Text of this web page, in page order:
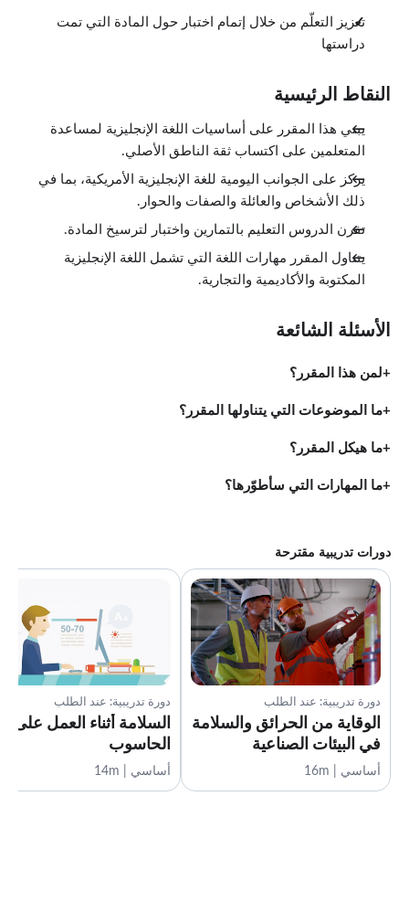
تعزيز التعلّم من خلال إتمام اختبار حول المادة التي تمت
دراستها
النقاط الرئيسية
يبني هذا المقرر على أساسيات اللغة الإنجليزية لمساعدة
المتعلمين على اكتساب ثقة الناطق الأصلي.
يركز على الجوانب اليومية للغة الإنجليزية الأمريكية، بما في
ذلك الأشخاص والعائلة والصفات والحوار.
تقرن الدروس التعليم بالتمارين واختبار لترسيخ المادة.
يتناول المقرر مهارات اللغة التي تشمل اللغة الإنجليزية
المكتوبة والأكاديمية والتجارية.
الأسئلة الشائعة
لمن هذا المقرر؟
ما الموضوعات التي يتناولها المقرر؟
ما هيكل المقرر؟
ما المهارات التي سأطوّرها؟
دورات تدريبية مقترحة
دورة تدريبية: عند الطلب
الوقاية من الحرائق والسلامة
في البيئات الصناعية
أساسي | 16m
دورة تدريبية: عند الطلب
السلامة أثناء العمل على
الحاسوب
أساسي | 14m